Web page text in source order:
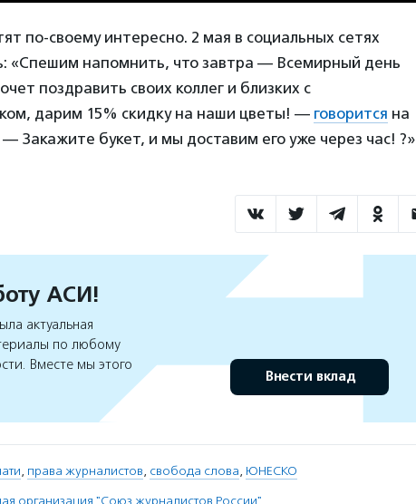
по-своему интересно. 2 мая в социальных сетях
«Спешим напомнить, что завтра — Всемирный день
поздравить своих коллег и близких с
дарим 15% скидку на наши цветы! — говорится на
Закажите букет, и мы доставим его уже через час! ?»
АСИ!
актуальная
по любому
Вместе мы этого
Внести вклад
, права журналистов, свобода слова, ЮНЕСКО
организация "Союз журналистов России"